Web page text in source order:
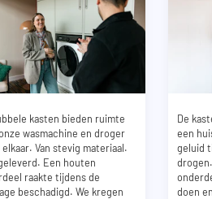
heeft een diepte van 59,1cm
kasten bieden ruimte
wasmachine en droger
elkaar. Van stevig materiaal.
Een houten
raakte tijdens de
beschadigd. We kregen
De
een
geluid
doen